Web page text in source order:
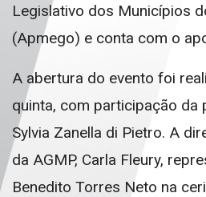
Legislativo dos Municípios
(Apmego) e conta com o
A abertura do evento foi
quinta, com participação da
Sylvia Zanella di Pietro. A
da AGMP, Carla Fleury,
Benedito Torres Neto na